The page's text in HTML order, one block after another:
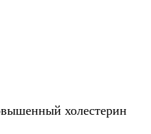
холестерин